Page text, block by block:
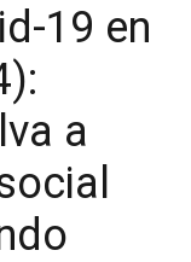
19 en
a